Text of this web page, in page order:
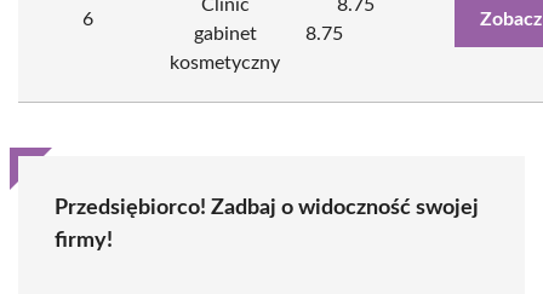
6
Clinic
gabinet
kosmetyczny
8.75
8.75
Przedsiębiorco! Zadbaj o widoczność swojej
firmy!